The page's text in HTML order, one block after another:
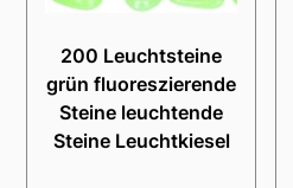
200 Leuchtsteine
grün fluoreszierende
Steine leuchtende
Steine Leuchtkiesel